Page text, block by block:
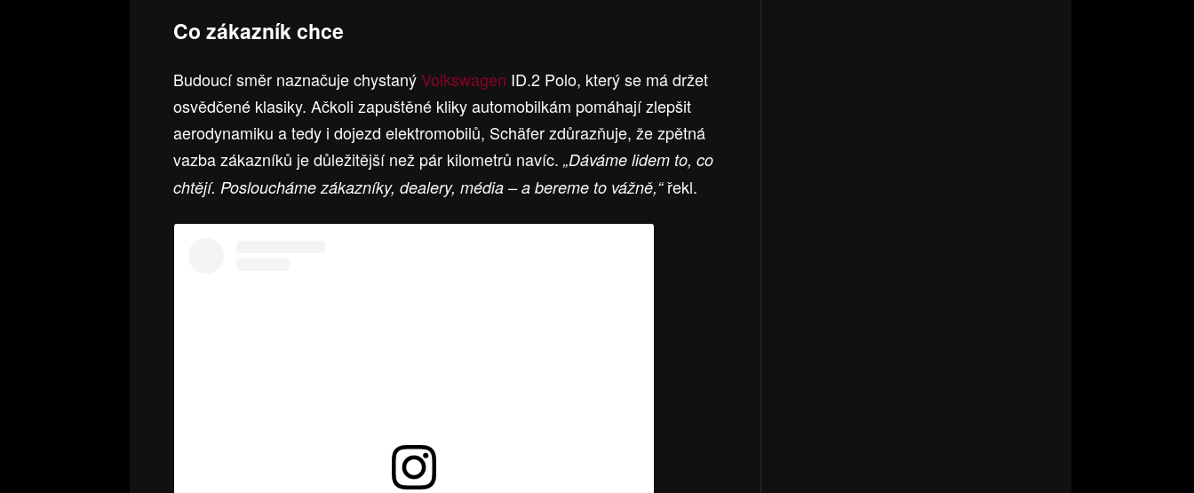
Co zákazník chce
Budoucí směr naznačuje chystanýVolkswagen ID.2 Polo, který se má držet
osvědčené klasiky. Ačkoli zapuštěné kliky automobilkám pomáhají zlepšit
aerodynamiku a tedy i dojezd elektromobilů, Schäfer zdůrazňuje, že zpětná
vazba zákazníků je důležitější než pár kilometrů navíc. „Dáváme lidem to, co
chtějí. Posloucháme zákazníky, dealery, média – a bereme to vážně,“řekl.